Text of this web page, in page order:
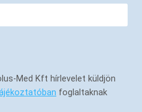
Med Kft hírlevelet küldjön
foglaltaknak